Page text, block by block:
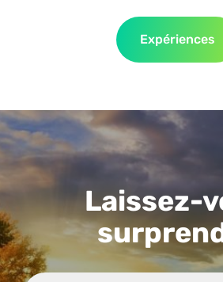
Laissez-
Expériences